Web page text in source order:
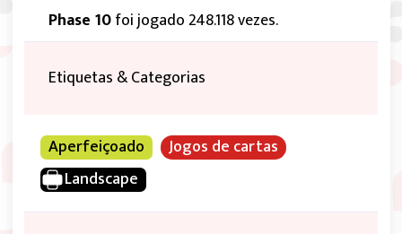
Phase 10foi jogado 248.118 vezes.
Etiquetas & Categorias
Aperfeiçoado
Jogos de cartas
Landscape